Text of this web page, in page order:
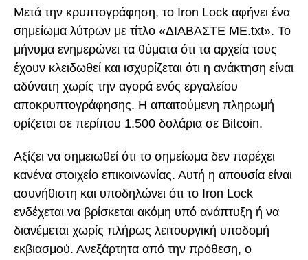
Μετά την κρυπτογράφηση, το Iron Lock αφήνει ένα
σημείωμα λύτρων με τίτλο «ΔΙΑΒΑΣΤΕ ΜΕ.txt». Το
μήνυμα ενημερώνει τα θύματα ότι τα αρχεία τους
έχουν κλειδωθεί και ισχυρίζεται ότι η ανάκτηση είναι
αδύνατη χωρίς την αγορά ενός εργαλείου
αποκρυπτογράφησης. Η απαιτούμενη πληρωμή
ορίζεται σε περίπου 1.500 δολάρια σε Bitcoin.
Αξίζει να σημειωθεί ότι το σημείωμα δεν παρέχει
κανένα στοιχείο επικοινωνίας. Αυτή η απουσία είναι
ασυνήθιστη και υποδηλώνει ότι το Iron Lock
ενδέχεται να βρίσκεται ακόμη υπό ανάπτυξη ή να
διανέμεται χωρίς πλήρως λειτουργική υποδομή
εκβιασμού. Ανεξάρτητα από την πρόθεση, ο